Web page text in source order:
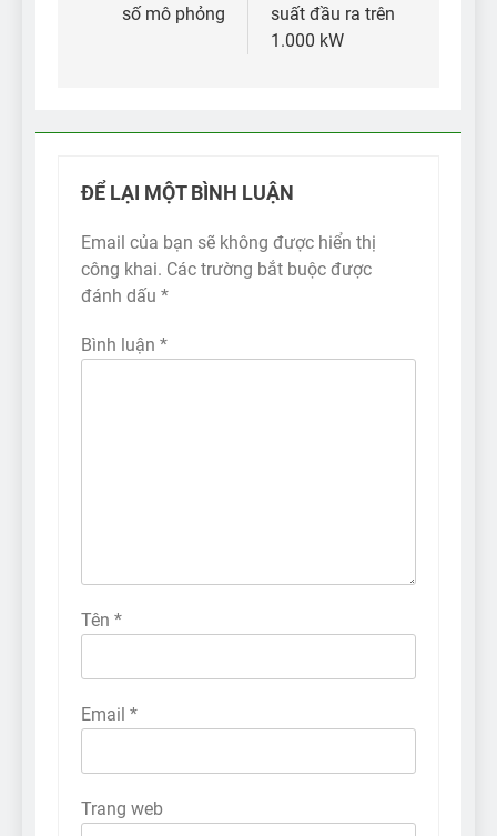
số mô phỏng
suất đầu ra trên
1.000 kW
ĐỂ LẠI MỘT BÌNH LUẬN
Email của bạn sẽ không được hiển thị
công khai. Các trường bắt buộc được
đánh dấu *
Bình luận *
Tên *
Email *
Trang web